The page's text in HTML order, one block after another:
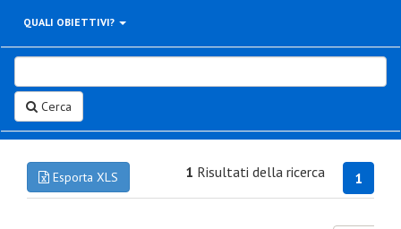
QUALI OBIETTIVI?
Cerca
Esporta XLS 1
1 Risultati della ricerca